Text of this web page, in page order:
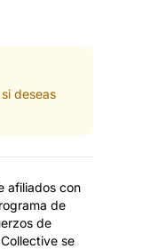
deseas
afiliados con
de
de
se